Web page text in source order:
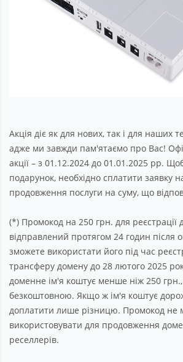
Акція діє як для нових, так і для наших
адже ми завжди пам'ятаємо про Вас!
акції – з 01.12.2024 до 01.01.2025 рр.
подарунок, необхідно сплатити заявку
продовження послуги на суму, що
(*) Промокод на 250 грн. для реєстрації
відправлений протягом 24 годин після
зможете використати його під час
трансферу домену до 28 лютого 2025
доменне ім'я коштує менше ніж 250 грн.,
безкоштовною. Якщо ж ім'я коштує
доплатити лише різницю. Промокод не
використовувати для продовження
реселлерів.